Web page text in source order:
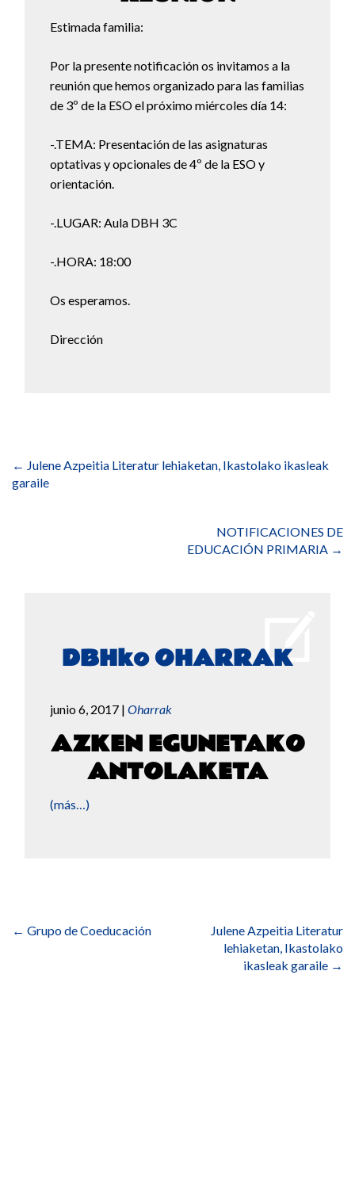
Estimada familia:
Por la presente notificación os invitamos a la
reunión que hemos organizado para las familias
de 3º de la ESO el próximo miércoles día 14:
-.TEMA: Presentación de las asignaturas
optativas y opcionales de 4º de la ESO y
orientación.
-.LUGAR: Aula DBH 3C
-.HORA: 18:00
Os esperamos.
Dirección
de
entradas
← Julene Azpeitia Literatur lehiaketan, Ikastolako ikasleak
garaile
NOTIFICACIONES DE
EDUCACIÓN PRIMARIA →
DBHko OHARRAK
junio 6, 2017 | Oharrak
AZKEN EGUNETAKO
ANTOLAKETA
(más…)
de
← Grupo de Coeducación
Julene Azpeitia Literatur
lehiaketan, Ikastolako
ikasleak garaile →